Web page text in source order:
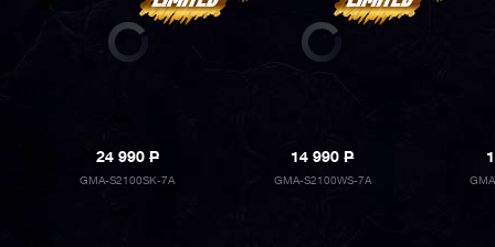
24 990P
GMA-S2100SK-7A
14 990P
GMA-S2100WS-7A